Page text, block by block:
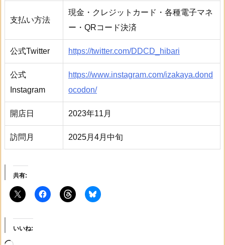
支払い方法
現金・クレジットカード・各種電子マネ
ー・QRコード決済
公式Twitter https://twitter.com/DDCD_hibari
公式
Instagram
https://www.instagram.com/izakaya.dond
ocodon/
開店日 2023年11月
訪問月 2025月4月中旬
共有:
いいね: